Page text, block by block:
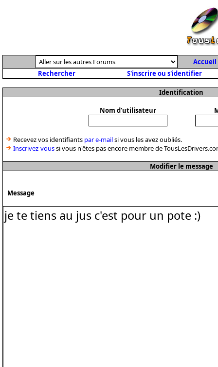
Accueil
Rechercher
S'inscrire ou s'identifier
Identification
Nom d'utilisateur
Recevez vos identifiants par e-mailsi vous les avez oubliés.
Inscrivez-voussi vous n'êtes pas encore membre de
Modifier le message
Message